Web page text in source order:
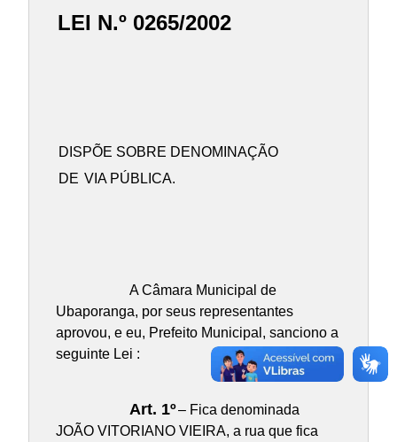
LEI N.º 0265/2002
DISPÕE SOBRE DENOMINAÇÃO
DE VIA PÚBLICA.
A Câmara Municipal de
Ubaporanga, por seus representantes
aprovou, e eu, Prefeito Municipal, sanciono a
seguinte Lei :
Art. 1º– Fica denominada
JOÃO VITORIANO VIEIRA, a rua que fica